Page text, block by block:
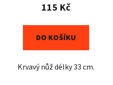
115 Kč
DO KOŠÍKU
Krvavý nůž délky 33 cm.